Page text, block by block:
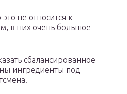
не относится к
в них очень большое
сбалансированное
ингредиенты под